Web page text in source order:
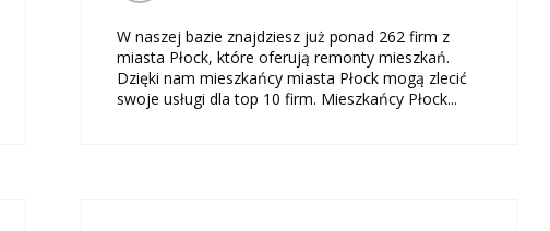
W naszej bazie znajdziesz już ponad 262 firm z
miasta Płock, które oferują remonty mieszkań.
Dzięki nam mieszkańcy miasta Płock mogą zlecić
swoje usługi dla top 10 firm. Mieszkańcy Płock...